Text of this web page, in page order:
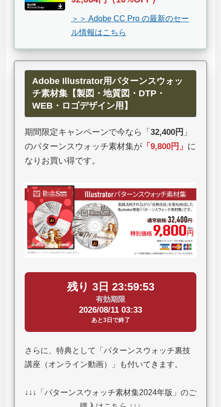
＞＞ Adobe CC Pro の最新のセー
ル情報はこちら
Adobe Illustrator用パターンスウォッ
チ素材集【製図・地質図・DTP・
WEB・ロゴデザイン用】
期間限定キャンペーンで今なら「 32,400円 」
のパターンスウォッチ素材集が 「 9,800円 」 に
なりお買い得です。
残り 3日 23:59:52
有効期限
2026/08/11 03:33
あと3日で終了
さらに、特典として「パターンスウォッチ裏技
講座（オンライン動画）」も付いてきます。
↓↓↓「パターンスウォッチ素材集2024年版」のご